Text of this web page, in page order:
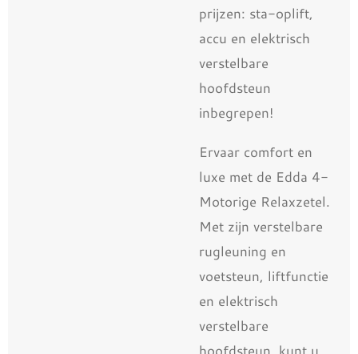
prijzen: sta-oplift,
accu en elektrisch
verstelbare
hoofdsteun
inbegrepen!
Ervaar comfort en
luxe met de Edda 4-
Motorige Relaxzetel.
Met zijn verstelbare
rugleuning en
voetsteun, liftfunctie
en elektrisch
verstelbare